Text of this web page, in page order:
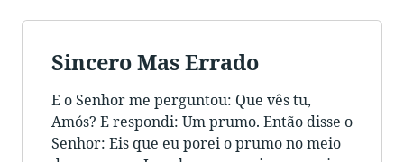
Sincero Mas Errado
E o Senhor me perguntou: Que vês tu,
Amós? E respondi: Um prumo. Então disse o
Senhor: Eis que eu porei o prumo no meio